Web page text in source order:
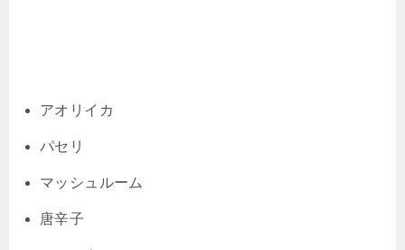
アオリイカ
パセリ
マッシュルーム
唐辛子